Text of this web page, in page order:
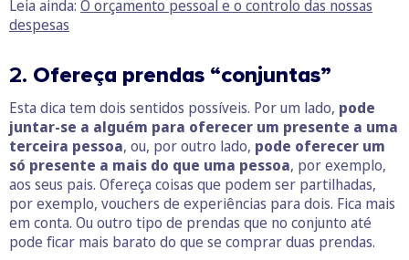
Leia ainda: O orçamento pessoal e o controlo das nossas
despesas
2. Ofereça prendas “conjuntas”
Esta dica tem dois sentidos possíveis. Por um lado, pode
juntar-se a alguém para oferecer um presente a uma
terceira pessoa, ou, por outro lado, pode oferecer um
só presente a mais do que uma pessoa, por exemplo,
aos seus pais. Ofereça coisas que podem ser partilhadas,
por exemplo, vouchers de experiências para dois. Fica mais
em conta. Ou outro tipo de prendas que no conjunto até
pode ficar mais barato do que se comprar duas prendas.